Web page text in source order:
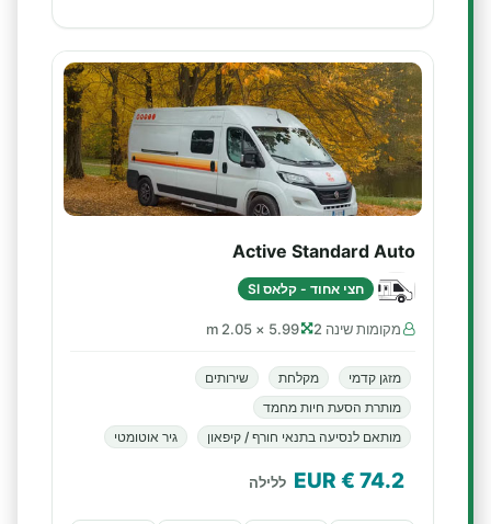
Active Standard Auto
חצי אחוד - קלאס SI
מקומות שינה 2 5.99 × 2.05 m
מזגן קדמי מקלחת
שירותים
מותרת הסעת חיות מחמד
מותאם לנסיעה בתנאי חורף / קיפאון
גיר אוטומטי
74.2
€ EUR ללילה